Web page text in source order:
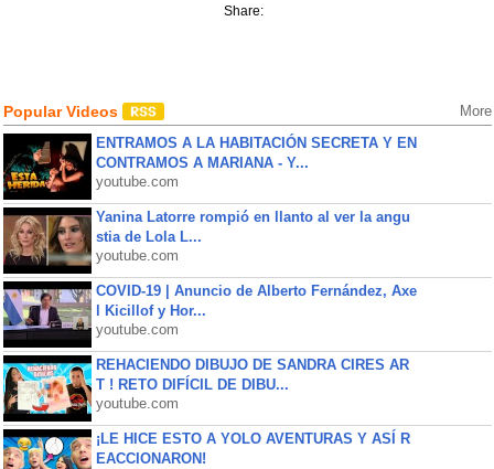
Share:
Popular Videos More
ENTRAMOS A LA HABITACIÓN SECRETA Y EN
CONTRAMOS A MARIANA - Y...
youtube.com
Yanina Latorre rompió en llanto al ver la angu
stia de Lola L...
youtube.com
COVID-19 | Anuncio de Alberto Fernández, Axe
l Kicillof y Hor...
youtube.com
REHACIENDO DIBUJO DE SANDRA CIRES AR
T ! RETO DIFÍCIL DE DIBU...
youtube.com
¡LE HICE ESTO A YOLO AVENTURAS Y ASÍ R
EACCIONARON!